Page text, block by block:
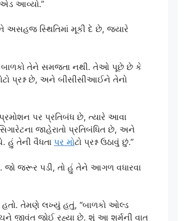
આવ્યો.”
અસહજ સ્થિતિમાં મૂકી દે છે, જ્યારે
બાળકો તેને સમજતા નથી. તેઓ પૂછે છે કે
છે, અને બીસીસીઆઈને તેનો
પર પ્રતિબંધ છે, ત્યારે આવા
જાહેરાતો પ્રતિબંધિત છે, અને
હું તેની વૈધતા પર મોટો પ્રશ્ન ઉઠાવું છું.”
જો જરૂર પડી, તો હું તેને આગળ વધારવા
હતો. તેમણે લખ્યું હતું, “બાળકો ઓલ્ડ
જીવંત જોઈ રહ્યા છે. શું આ શર્મની વાત